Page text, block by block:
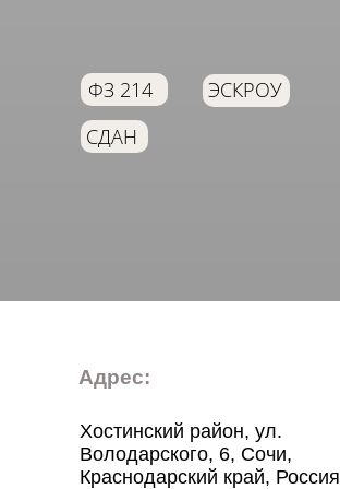
ФЗ 214 ЭСКРОУ
СДАН
Адрес:
Хостинский район, ул.
Володарского, 6, Сочи,
Краснодарский край, Россия